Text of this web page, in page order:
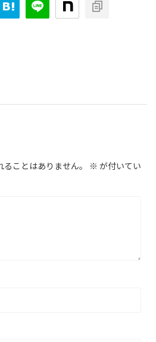
ことはありません。 ※ が付いてい